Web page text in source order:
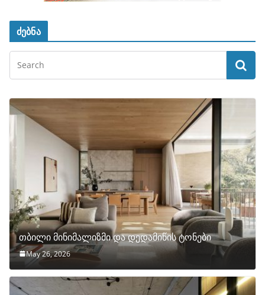
ძებნა
თბილი მინიმალიზმი და დედამიწის ტონები
May 26, 2026